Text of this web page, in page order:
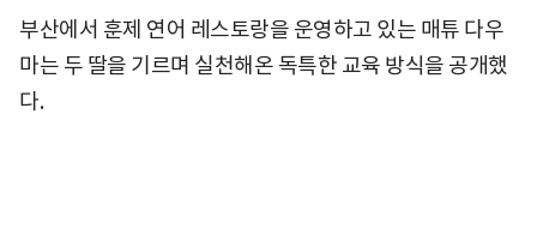
부산에서 훈제 연어 레스토랑을 운영하고 있는 매튜 다우
마는 두 딸을 기르며 실천해온 독특한 교육 방식을 공개했
다.